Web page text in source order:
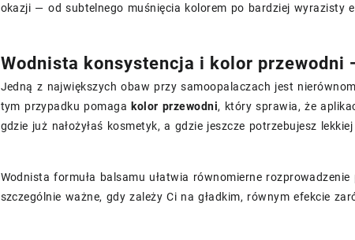
okazji — od subtelnego muśnięcia kolorem po bardziej wyrazisty
Wodnista konsystencja i kolor przewodni
Jedną z największych obaw przy samoopalaczach jest
tym przypadku pomaga kolor przewodni, który sprawia, że
gdzie już nałożyłaś kosmetyk, a gdzie jeszcze potrzebujesz
Wodnista formuła balsamu ułatwia równomierne
szczególnie ważne, gdy zależy Ci na gładkim, równym efekcie